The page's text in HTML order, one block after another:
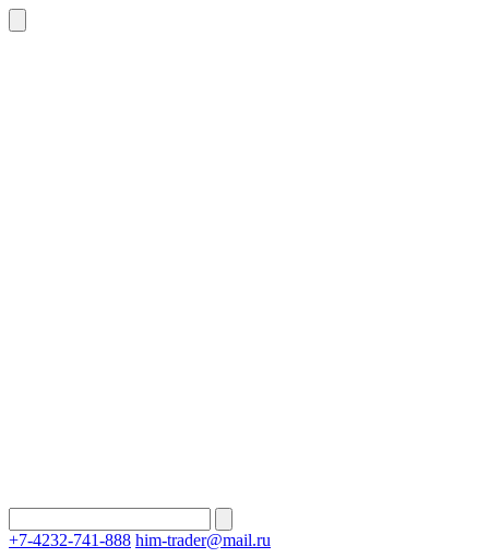
+7-4232-741-888 him-trader@mail.ru